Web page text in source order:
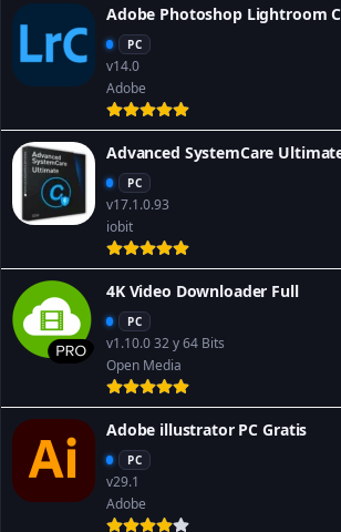
Adobe Photoshop Lightroom
PC
v14.0
Adobe
Advanced SystemCare
PC
v17.1.0.93
iobit
4K Video Downloader Full
PC
v1.10.0 32 y 64 Bits
Open Media
Adobe illustrator PC Gratis
PC
v29.1
Adobe